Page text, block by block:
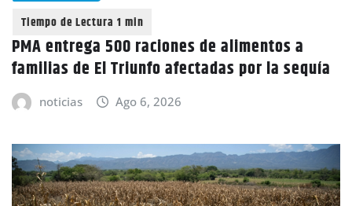
PMA entrega 500 raciones de alimentos a
familias de El Triunfo afectadas por la sequía
noticias Ago 6, 2026